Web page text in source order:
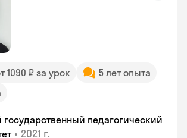
1090 ₽ за урок
5 лет опыта
государственный педагогический
• 2021 г.